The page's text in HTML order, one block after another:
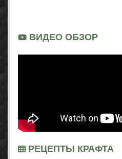
ВИДЕО ОБЗОР
РЕЦЕПТЫ КРАФТА